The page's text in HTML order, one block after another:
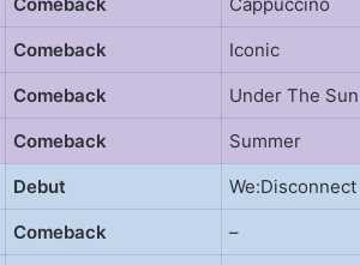
Comeback
Iconic
Comeback
Under The Sun
Comeback
Summer
Debut
We:Disconnect
Comeback
–